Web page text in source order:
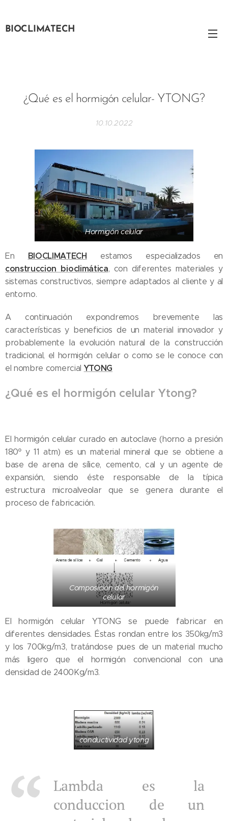
BIOCLIMATECH
¿Qué es el hormigón celular- YTONG?
10.10.2022
Hormigón celular
En BIOCLIMATECH estamos especializados en
construccion bioclimática, con diferentes materiales y
sistemas constructivos, siempre adaptados al cliente y al
entorno.
A continuación expondremos brevemente las
características y beneficios de un material innovador y
probablemente la evolución natural de la construcción
tradicional, el hormigón celular o como se le conoce con
el nombre comercial YTONG
¿Qué es el hormigón celular Ytong?
El hormigón celular curado en autoclave (horno a presión
180º y 11 atm) es un material mineral que se obtiene a
base de arena de sílice, cemento, cal y un agente de
expansión, siendo éste responsable de la típica
estructura microalveolar que se genera durante el
proceso de fabricación.
Composición del hormigón
celular
El hormigón celular YTONG se puede fabricar en
diferentes densidades. Éstas rondan entre los 350kg/m3
y los 700kg/m3, tratándose pues de un material mucho
más ligero que el hormigón convencional con una
densidad de 2400Kg/m3.
conductividad ytong
Lambda es la
conduccion de un